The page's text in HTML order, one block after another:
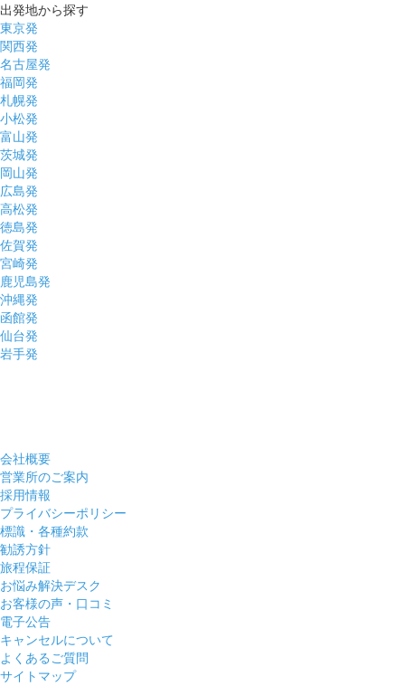
出発地から探す
東京発
関西発
名古屋発
福岡発
札幌発
小松発
富山発
茨城発
岡山発
広島発
高松発
徳島発
佐賀発
宮崎発
鹿児島発
沖縄発
函館発
仙台発
岩手発
会社概要
営業所のご案内
採用情報
プライバシーポリシー
標識・各種約款
勧誘方針
旅程保証
お悩み解決デスク
お客様の声・口コミ
電子公告
キャンセルについて
よくあるご質問
サイトマップ